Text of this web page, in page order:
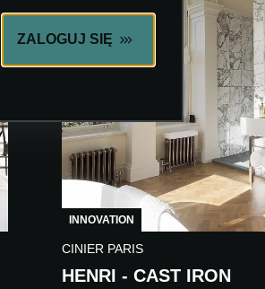
ZALOGUJ SIĘ
INNOVATION
CINIER PARIS
HENRI - CAST IRON